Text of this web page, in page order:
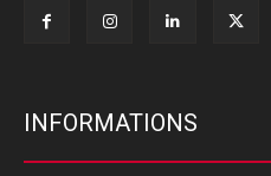
INFORMATIONS